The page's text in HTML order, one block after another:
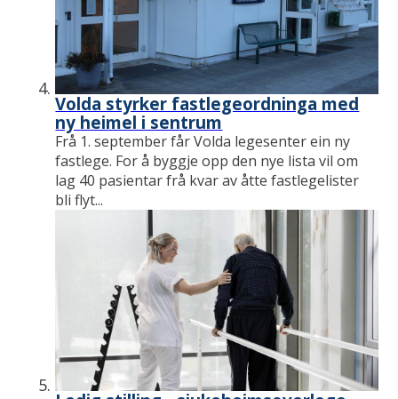
Volda styrker fastlegeordninga med
ny heimel i sentrum
Frå 1. september får Volda legesenter ein ny
fastlege. For å byggje opp den nye lista vil om
lag 40 pasientar frå kvar av åtte fastlegelister
bli flyt...